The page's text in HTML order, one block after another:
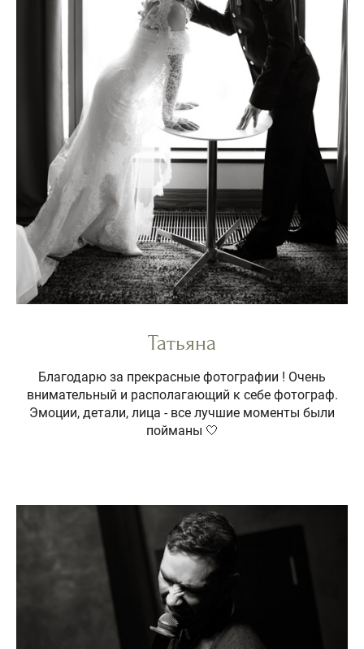
Татьяна
Благодарю за прекрасные фотографии ! Очень
внимательный и располагающий к себе фотограф.
Эмоции, детали, лица - все лучшие моменты были
пойманы 🤍